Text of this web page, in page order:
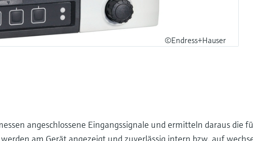
©Endress+Hauser
angeschlossene Eingangssignale und ermitteln daraus die
am Gerät angezeigt und zuverlässig intern bzw. auf